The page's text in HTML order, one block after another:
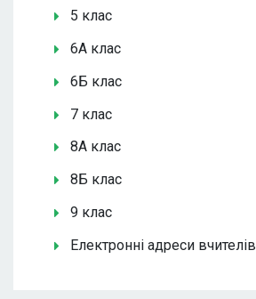
5 клас
6А клас
6Б клас
7 клас
8А клас
8Б клас
9 клас
Електронні адреси вчителів